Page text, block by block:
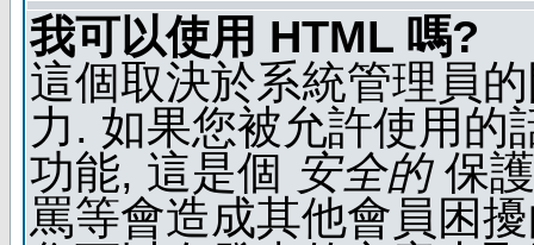
我可以使用 HTML 嗎?
這個取決於系統管理員
力. 如果您被允許使用的
功能, 這是個 安全的保
罵等會造成其他會員困